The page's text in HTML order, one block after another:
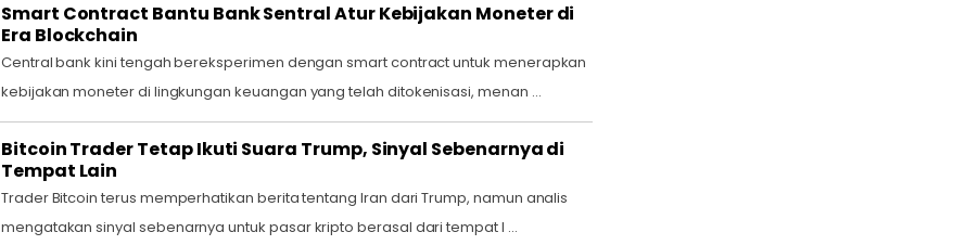
Smart Contract Bantu Bank Sentral Atur Kebijakan Moneter di
Era Blockchain
Central bank kini tengah bereksperimen dengan smart contract untuk menerapkan
kebijakan moneter di lingkungan keuangan yang telah ditokenisasi, menan ...
Bitcoin Trader Tetap Ikuti Suara Trump, Sinyal Sebenarnya di
Tempat Lain
Trader Bitcoin terus memperhatikan berita tentang Iran dari Trump, namun analis
mengatakan sinyal sebenarnya untuk pasar kripto berasal dari tempat l ...